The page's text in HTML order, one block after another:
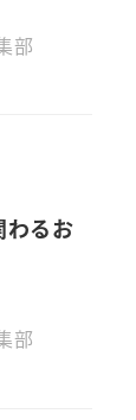
部
わるお
部